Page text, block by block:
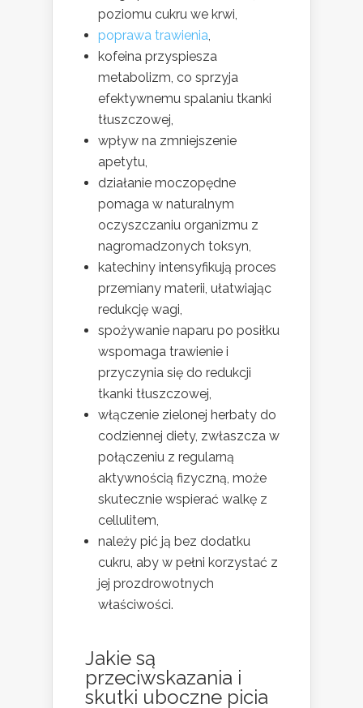
poziomu cukru we krwi,
poprawa trawienia,
kofeina przyspiesza
metabolizm, co sprzyja
efektywnemu spalaniu tkanki
tłuszczowej,
wpływ na zmniejszenie
apetytu,
działanie moczopędne
pomaga w naturalnym
oczyszczaniu organizmu z
nagromadzonych toksyn,
katechiny intensyfikują proces
przemiany materii, ułatwiając
redukcję wagi,
spożywanie naparu po posiłku
wspomaga trawienie i
przyczynia się do redukcji
tkanki tłuszczowej,
włączenie zielonej herbaty do
codziennej diety, zwłaszcza w
połączeniu z regularną
aktywnością fizyczną, może
skutecznie wspierać walkę z
cellulitem,
należy pić ją bez dodatku
cukru, aby w pełni korzystać z
jej prozdrowotnych
właściwości.
Jakie są
przeciwskazania i
skutki uboczne picia